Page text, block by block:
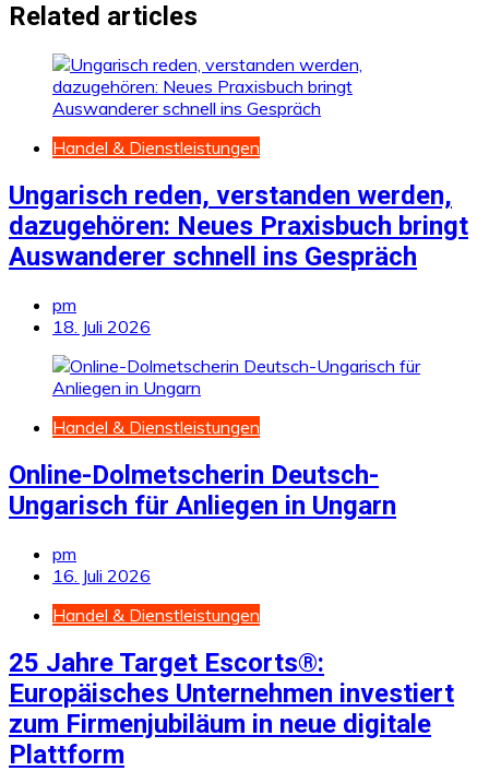
Related articles
Handel & Dienstleistungen
Ungarisch reden, verstanden werden,
dazugehören: Neues Praxisbuch bringt
Auswanderer schnell ins Gespräch
pm
18. Juli 2026
Handel & Dienstleistungen
Online-Dolmetscherin Deutsch-
Ungarisch für Anliegen in Ungarn
pm
16. Juli 2026
Handel & Dienstleistungen
25 Jahre Target Escorts®:
Europäisches Unternehmen investiert
zum Firmenjubiläum in neue digitale
Plattform